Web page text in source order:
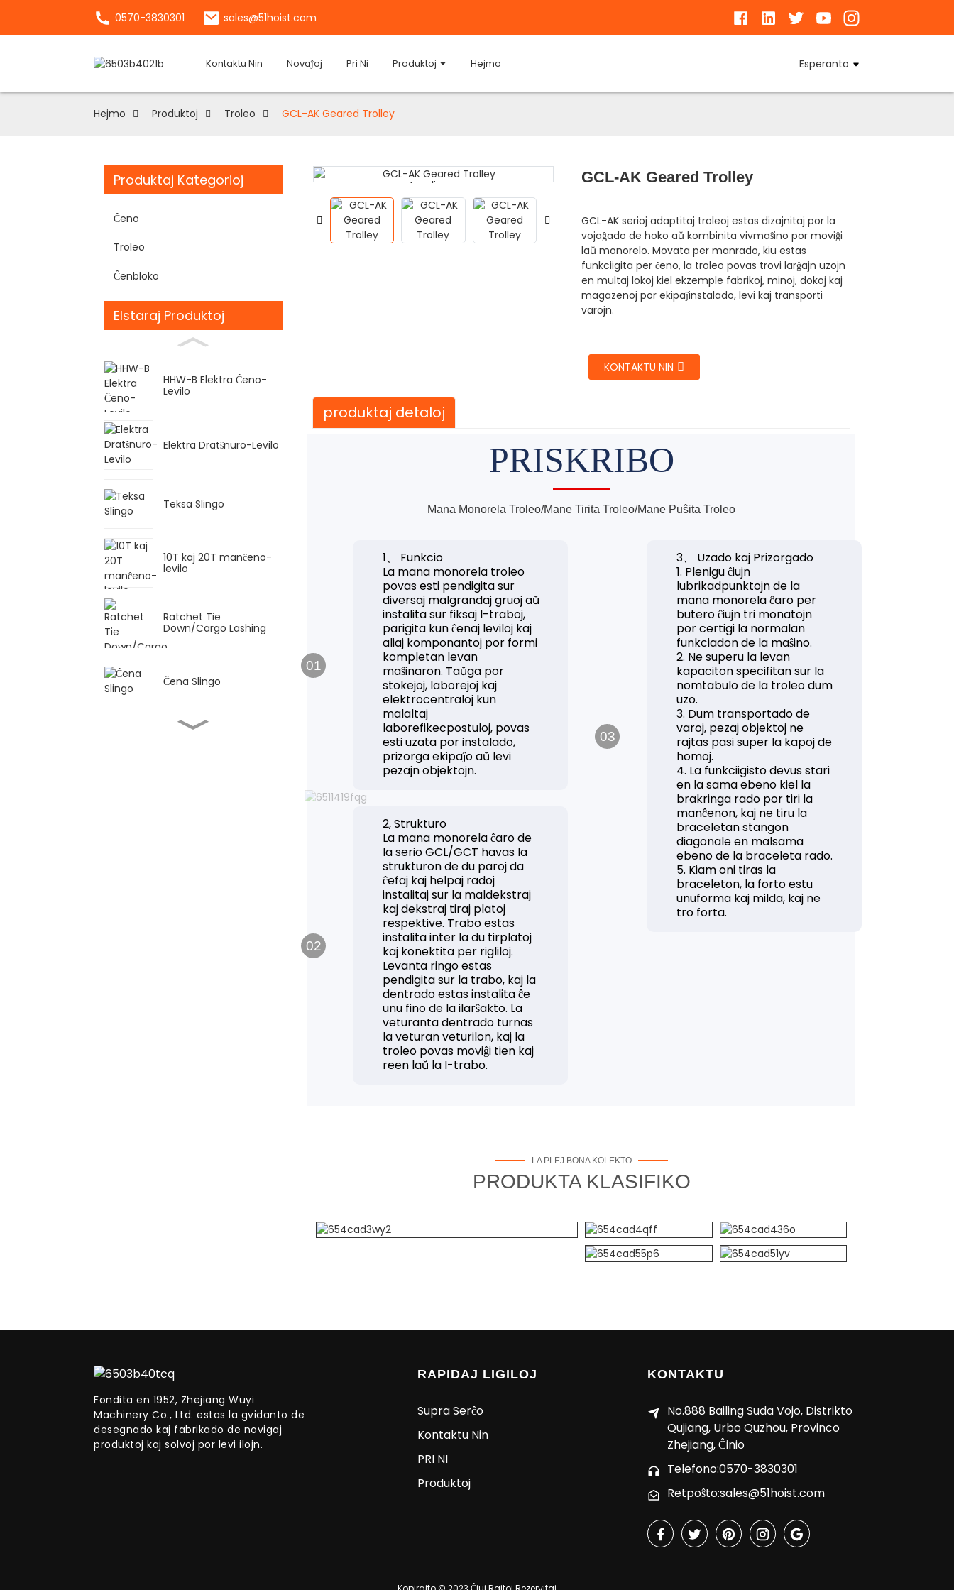
0570-3830301 sales@51hoist.com
Kontaktu Nin Novaĵoj Pri Ni Produktoj Hejmo Esperanto
Hejmo Produktoj Troleo GCL-AK Geared Trolley
Produktaj Kategorioj
Ĉeno
Troleo
Ĉenbloko
Elstaraj Produktoj
HHW-B Elektra Ĉeno-
Levilo
Elektra Dratŝnuro-Levilo
Teksa Slingo
10T kaj 20T manĉeno-
levilo
Ratchet Tie
Down/Cargo Lashing
Ĉena Slingo
Loading...
Loading... Loading...
Loading... Loading...
Loading...
GCL-AK Geared Trolley
GCL-AK serioj adaptitaj troleoj estas dizajnitaj por la
vojaĝado de hoko aŭ kombinita vivmaŝino por moviĝi
laŭ monorelo. Movata per manrado, kiu estas
funkciigita per ĉeno, la troleo povas trovi larĝajn uzojn
en multaj lokoj kiel ekzemple fabrikoj, minoj, dokoj kaj
magazenoj por ekipaĵinstalado, levi kaj transporti
varojn.
KONTAKTU NIN
produktaj detaloj
PRISKRIBO
Mana Monorela Troleo/Mane Tirita Troleo/Mane Puŝita Troleo
01
1、 Funkcio
La mana monorela troleo
povas esti pendigita sur
diversaj malgrandaj gruoj aŭ
instalita sur fiksaj I-traboj,
parigita kun ĉenaj leviloj kaj
aliaj komponantoj por formi
kompletan levan
maŝinaron. Taŭga por
stokejoj, laborejoj kaj
elektrocentraloj kun
malaltaj
laborefikecpostuloj, povas
esti uzata por instalado,
prizorga ekipaĵo aŭ levi
pezajn objektojn.
02
2, Strukturo
La mana monorela ĉaro de
la serio GCL/GCT havas la
strukturon de du paroj da
ĉefaj kaj helpaj radoj
instalitaj sur la maldekstraj
kaj dekstraj tiraj platoj
respektive. Trabo estas
instalita inter la du tirplatoj
kaj konektita per rigliloj.
Levanta ringo estas
pendigita sur la trabo, kaj la
dentrado estas instalita ĉe
unu fino de la ilarŝakto. La
veturanta dentrado turnas
la veturan veturilon, kaj la
troleo povas moviĝi tien kaj
reen laŭ la I-trabo.
03
3、 Uzado kaj Prizorgado
1. Plenigu ĉiujn
lubrikadpunktojn de la
mana monorela ĉaro per
butero ĉiujn tri monatojn
por certigi la normalan
funkciadon de la maŝino.
2. Ne superu la levan
kapaciton specifitan sur la
nomtabulo de la troleo dum
uzo.
3. Dum transportado de
varoj, pezaj objektoj ne
rajtas pasi super la kapoj de
homoj.
4. La funkciigisto devus stari
en la sama ebeno kiel la
brakringa rado por tiri la
manĉenon, kaj ne tiru la
braceletan stangon
diagonale en malsama
ebeno de la braceleta rado.
5. Kiam oni tiras la
braceleton, la forto estu
unuforma kaj milda, kaj ne
tro forta.
LA PLEJ BONA KOLEKTO
PRODUKTA KLASIFIKO
Fondita en 1952, Zhejiang Wuyi
Machinery Co., Ltd. estas la gvidanto de
desegnado kaj fabrikado de novigaj
produktoj kaj solvoj por levi ilojn.
RAPIDAJ LIGILOJ
Supra Serĉo
Kontaktu Nin
PRI NI
Produktoj
KONTAKTU
No.888 Bailing Suda Vojo, Distrikto
Qujiang, Urbo Quzhou, Provinco
Zhejiang, Ĉinio
Telefono:0570-3830301
Retpoŝto:sales@51hoist.com